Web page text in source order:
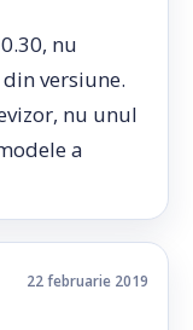
nu
versiune.
nu unul
a
22 februarie 2019